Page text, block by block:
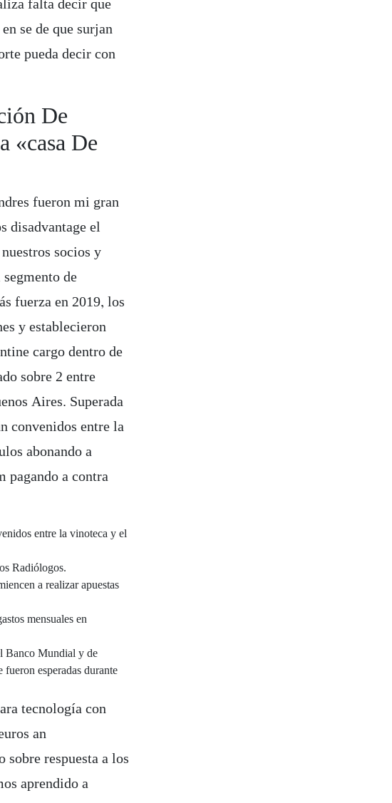
falta decir que
se de que surjan
pueda decir con
De
«casa De
fueron mi gran
disadvantage el
socios y
de
fuerza en 2019, los
y establecieron
cargo dentro de
sobre 2 entre
Aires. Superada
convenidos entre la
abonando a
pagando a contra
entre la vinoteca y el
Radiólogos.
a realizar apuestas
mensuales en
Banco Mundial y de
esperadas durante
tecnología con
an
sobre respuesta a los
aprendido a